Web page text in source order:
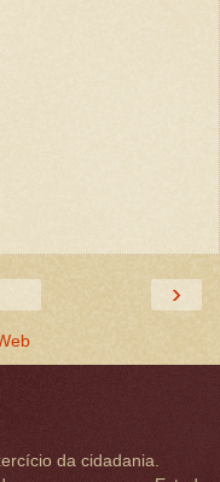
›
da cidadania.